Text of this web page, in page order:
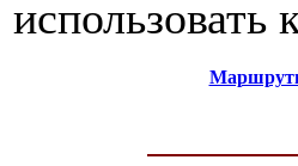
использовать